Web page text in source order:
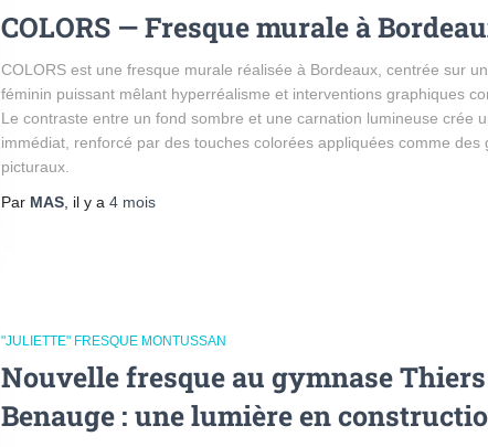
COLORS — Fresque murale à
COLORS est une fresque murale réalisée à Bordeaux, centrée sur
féminin puissant mêlant hyperréalisme et interventions graphiques
Le contraste entre un fond sombre et une carnation lumineuse crée
immédiat, renforcé par des touches colorées appliquées comme des
picturaux.
Par MAS, il y a 4 mois
"JULIETTE" FRESQUE MONTUSSAN
Nouvelle fresque au gymnase Thiers
Benauge : une lumière en